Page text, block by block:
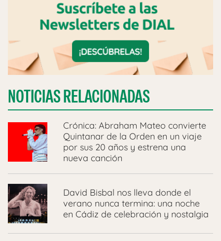
NOTICIAS RELACIONADAS
Crónica: Abraham Mateo convierte
Quintanar de la Orden en un viaje
por sus 20 años y estrena una
nueva canción
David Bisbal nos lleva donde el
verano nunca termina: una noche
en Cádiz de celebración y nostalgia